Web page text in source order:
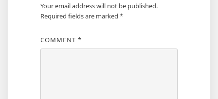
Your email address will not be published.
Required fields are marked *
COMMENT *